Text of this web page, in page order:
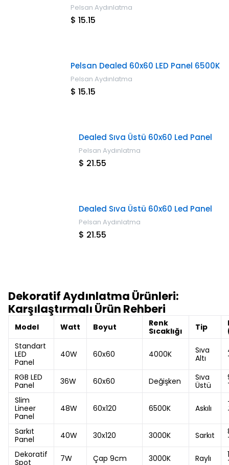
Pelsan Aydınlatma
$ 15.15
Pelsan Dealed 60x60 LED Panel 6500K
Pelsan Aydınlatma
$ 15.15
Dealed Sıva Üstü 60x60 Led Panel
Pelsan Aydınlatma
$ 21.55
Dealed Sıva Üstü 60x60 Led Panel
Pelsan Aydınlatma
$ 21.55
Dekoratif Aydınlatma Ürünleri:
Karşılaştırmalı Ürün Rehberi
Model Watt Boyut
Renk
Sıcaklığı
Tip
Standart
LED
Panel
40W 60x60 4000K
Sıva
Altı
RGB LED
Panel
36W 60x60 Değişken
Sıva
Üstü
Slim
Lineer
Panel
48W 60x120 6500K Askılı
Sarkıt
Panel
40W 30x120 3000K Sarkıt
Dekoratif
Spot
7W Çap 9cm 3000K Raylı